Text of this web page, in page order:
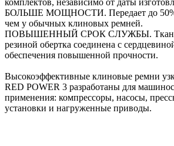
БОЛЬШЕ МОЩНОСТИ. Передает до 50%
чем у обычных клиновых ремней.
ПОВЫШЕННЫЙ СРОК СЛУЖБЫ.
резиной обертка соединена с
обеспечения повышенной прочности.
Высокоэффективные клиновые ремни
RED POWER 3 разработаны для
применения: компрессоры, насосы,
установки и нагруженные приводы.